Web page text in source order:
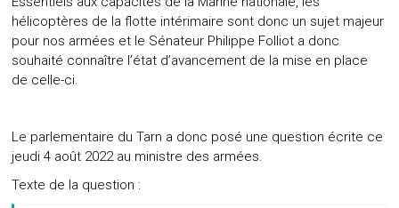
hélicoptères de la flotte intérimaire sont donc un sujet majeur
pour nos armées et le Sénateur Philippe Folliot a donc
souhaité connaître l’état d’avancement de la mise en place
de celle-ci.
Le parlementaire du Tarn a donc posé une question écrite ce
jeudi 4 août 2022 au ministre des armées.
Texte de la question :